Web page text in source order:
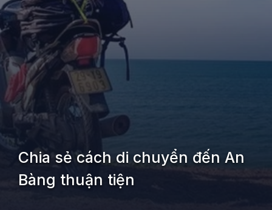
Chia sẻ cách di chuyển đến An
Bàng thuận tiện